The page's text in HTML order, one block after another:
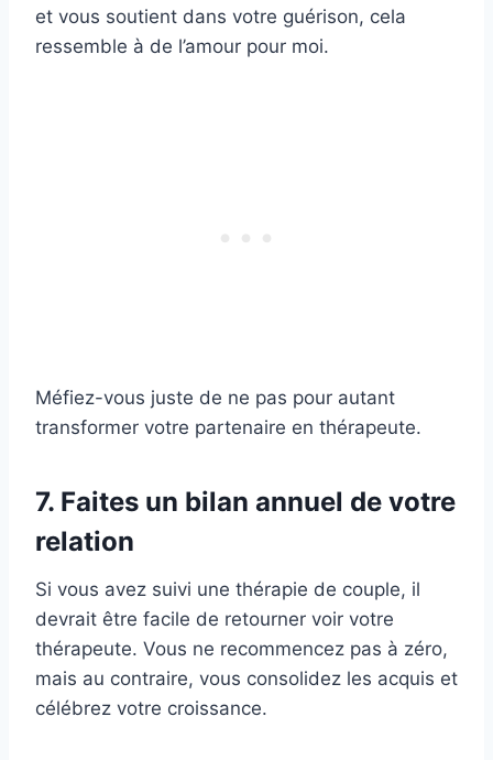
et vous soutient dans votre guérison, cela
ressemble à de l’amour pour moi.
Méfiez-vous juste de ne pas pour autant
transformer votre partenaire en thérapeute.
7. Faites un bilan annuel de votre
relation
Si vous avez suivi une thérapie de couple, il
devrait être facile de retourner voir votre
thérapeute. Vous ne recommencez pas à zéro,
mais au contraire, vous consolidez les acquis et
célébrez votre croissance.